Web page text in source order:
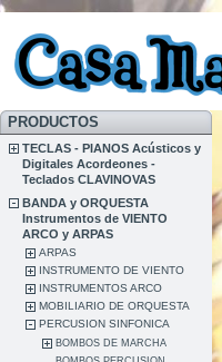
PRODUCTOS
TECLAS - PIANOS Acústicos y
Digitales Acordeones -
Teclados CLAVINOVAS
BANDA y ORQUESTA
Instrumentos de VIENTO
ARCO y ARPAS
ARPAS
INSTRUMENTO DE VIENTO
INSTRUMENTOS ARCO
MOBILIARIO DE ORQUESTA
PERCUSION SINFONICA
BOMBOS DE MARCHA